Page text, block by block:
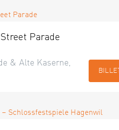
Street Parade
& Alte Kaserne,